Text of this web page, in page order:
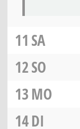
11 SA
12SO
13MO
14DI